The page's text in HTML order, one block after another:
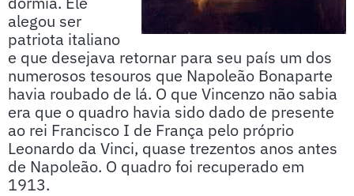
alegou ser
patriota italiano
e que desejava retornar para seu país um dos
numerosos tesouros que Napoleão Bonaparte
havia roubado de lá. O que Vincenzo não sabia
era que o quadro havia sido dado de presente
ao rei Francisco I de França pelo próprio
Leonardo da Vinci, quase trezentos anos antes
de Napoleão. O quadro foi recuperado em
1913.